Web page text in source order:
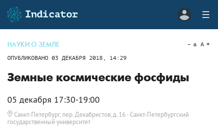
НАУКИ О ЗЕМЛЕ
ОПУБЛИКОВАНО 03 ДЕКАБРЯ 2018, 14:29
a A
Земные космические фосфиды
05 декабря 17:30-19:00
Санкт-Петербург, пер. Декабристов, д. 16- Санкт-Петербургский
государственный университет